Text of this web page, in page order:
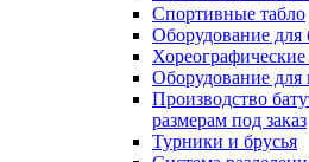
Спортивные табло
Оборудование для
Хореографические
Оборудование для
Производство
размерам под заказ
Турники и брусья